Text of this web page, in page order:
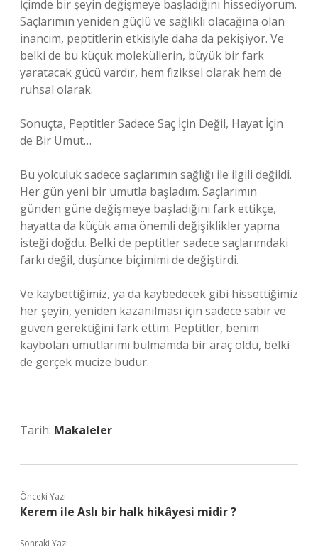
İçimde bir şeyin değişmeye başladığını hissediyorum.
Saçlarımın yeniden güçlü ve sağlıklı olacağına olan
inancım, peptitlerin etkisiyle daha da pekişiyor. Ve
belki de bu küçük moleküllerin, büyük bir fark
yaratacak gücü vardır, hem fiziksel olarak hem de
ruhsal olarak.
Sonuçta, Peptitler Sadece Saç İçin Değil, Hayat İçin
de Bir Umut…
Bu yolculuk sadece saçlarımın sağlığı ile ilgili değildi.
Her gün yeni bir umutla başladım. Saçlarımın
günden güne değişmeye başladığını fark ettikçe,
hayatta da küçük ama önemli değişiklikler yapma
isteği doğdu. Belki de peptitler sadece saçlarımdaki
farkı değil, düşünce biçimimi de değiştirdi.
Ve kaybettiğimiz, ya da kaybedecek gibi hissettiğimiz
her şeyin, yeniden kazanılması için sadece sabır ve
güven gerektiğini fark ettim. Peptitler, benim
kaybolan umutlarımı bulmamda bir araç oldu, belki
de gerçek mucize budur.
Tarih: Makaleler
Önceki Yazı
Kerem ile Aslı bir halk hikâyesi midir ?
Sonraki Yazı